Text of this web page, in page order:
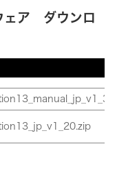
ェア ダウンロ